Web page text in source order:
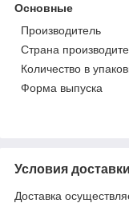
Основные
Производитель
Страна
Количество в
Форма выпуска
Условия доставки
Доставка